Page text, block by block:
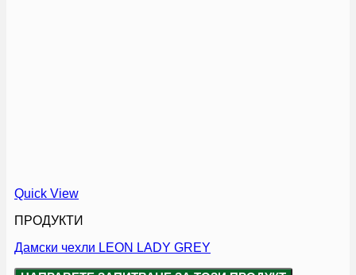
Quick View
ПРОДУКТИ
Дамски чехли LEON LADY GREY